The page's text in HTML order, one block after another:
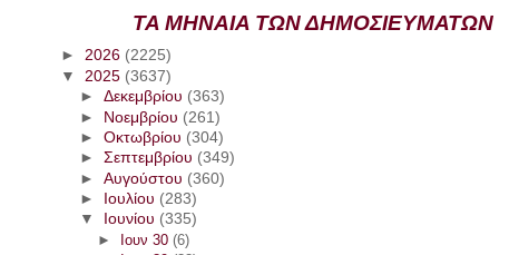
ΤΑ ΜΗΝΑΙΑ ΤΩΝ ΔΗΜΟΣΙΕΥΜΑΤΩΝ
►2026 (2225)
▼ 2025 (3637)
► Δεκεμβρίου (363)
► Νοεμβρίου (261)
► Οκτωβρίου (304)
► Σεπτεμβρίου (349)
► Αυγούστου (360)
►
Ιουλίου (283)
▼
Ιουνίου (335)
►
Ιουν 30 (6)